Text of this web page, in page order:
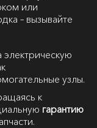
или
– вызывайте
электрическую
узлы.
к
гарантию